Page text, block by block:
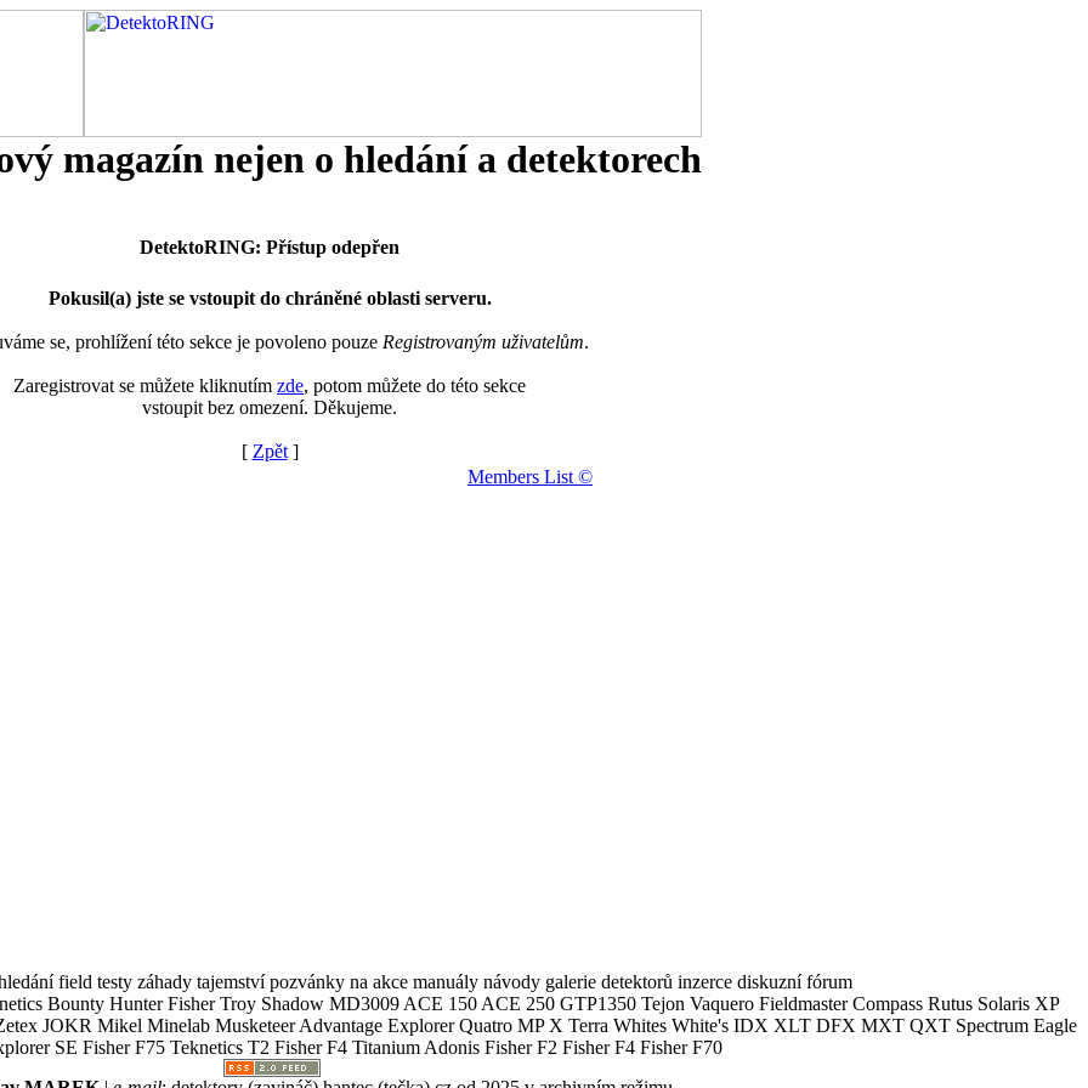
magazín nejen o hledání a detektorech
DetektoRING: Přístup odepřen
Pokusil(a) jste se vstoupit do chráněné oblasti serveru.
se, prohlížení této sekce je povoleno pouze Registrovaným uživatelům.
Zaregistrovat se můžete kliknutím zde, potom můžete do této sekce
vstoupit bez omezení. Děkujeme.
[ Zpět]
Members List ©
field testy záhady tajemství pozvánky na akce manuály návody galerie detektorů inzerce diskuzní fórum
Bounty Hunter Fisher Troy Shadow MD3009 ACE 150 ACE 250 GTP1350 Tejon Vaquero Fieldmaster Compass Rutus Solaris XP
JOKR Mikel Minelab Musketeer Advantage Explorer Quatro MP X Terra Whites White's IDX XLT DFX MXT QXT Spectrum Eagle
SE Fisher F75 Teknetics T2 Fisher F4 Titanium Adonis Fisher F2 Fisher F4 Fisher F70